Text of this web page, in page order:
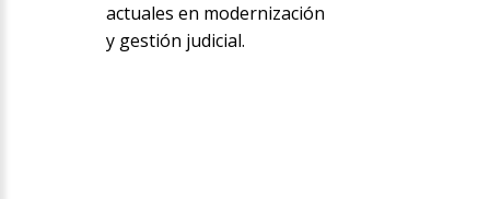
actuales en modernización
y gestión judicial.